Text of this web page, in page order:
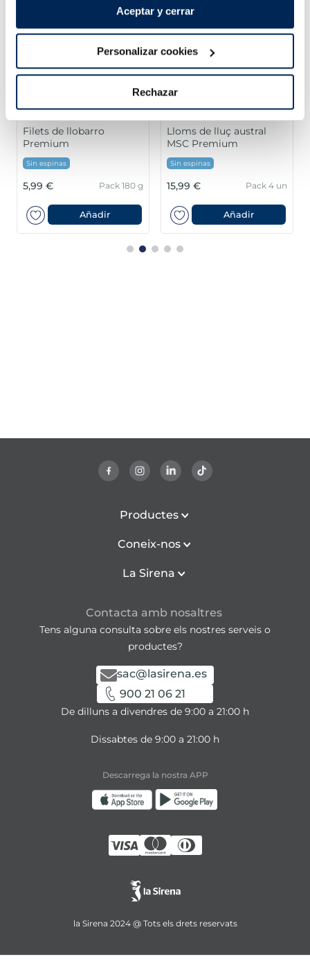
Aceptar y cerrar
Personalizar cookies
Rechazar
Filets de llobarro
Premium
Sin espinas
5,99 € Pack 180 g
Añadir
Lloms de lluç austral
MSC Premium
Sin espinas
15,99 € Pack 4 un
Añadir
Productes
Coneix-nos
La Sirena
Contacta amb nosaltres
Tens alguna consulta sobre els nostres serveis o
productes?
sac@lasirena.es
900 21 06 21
De dilluns a divendres de 9:00 a 21:00 h
Dissabtes de 9:00 a 21:00 h
Descarrega la nostra APP
la Sirena 2024 @ Tots els drets reservats